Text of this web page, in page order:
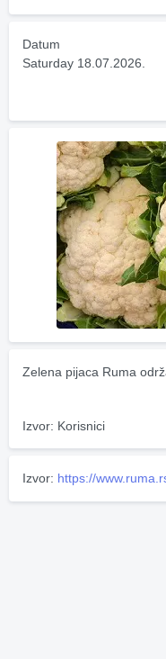
Datum
Saturday 18.07.2026.
Zelena pijaca Ruma
Izvor: Korisnici
Izvor: https://